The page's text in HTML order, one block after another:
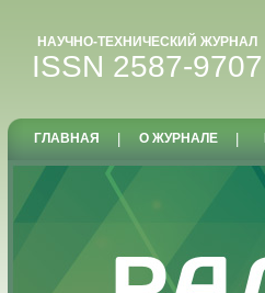
НАУЧНО-ТЕХНИЧЕСКИЙ ЖУРНАЛ
ISSN 2587-9707
ГЛАВНАЯ О ЖУРНАЛЕ